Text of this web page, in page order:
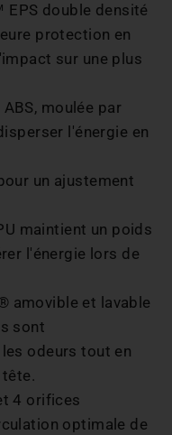
double densité
protection en
sur une plus
moulée par
l'énergie en
un ajustement
maintient un poids
l'énergie lors de
amovible et lavable
sont
odeurs tout en
4 orifices
optimale de